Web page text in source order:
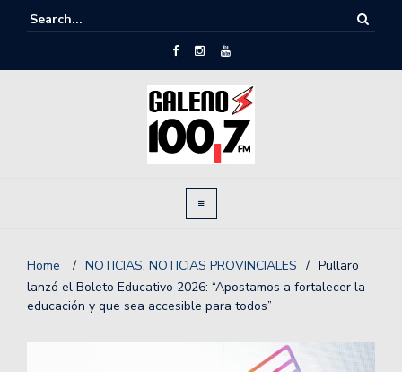
Home / NOTICIAS, NOTICIAS PROVINCIALES / Pullaro
lanzó el Boleto Educativo 2026: “Apostamos a fortalecer la
educación y que sea accesible para todos”